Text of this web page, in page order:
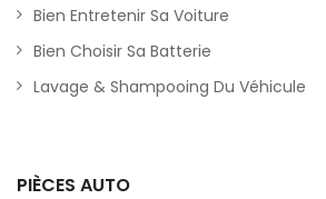
Bien Entretenir Sa Voiture
Bien Choisir Sa Batterie
Lavage & Shampooing Du Véhicule
PIÈCES AUTO